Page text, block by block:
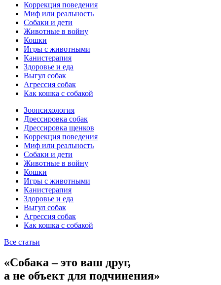
Коррекция поведения
Миф или реальность
Собаки и дети
Животные в войну
Кошки
Игры с животными
Канистерапия
Здоровье и еда
Выгул собак
Агрессия собак
Как кошка с собакой
Зоопсихология
Дрессировка собак
Дрессировка щенков
Коррекция поведения
Миф или реальность
Собаки и дети
Животные в войну
Кошки
Игры с животными
Канистерапия
Здоровье и еда
Выгул собак
Агрессия собак
Как кошка с собакой
Все статьи
«Собака – это ваш друг,
а не объект для подчинения»